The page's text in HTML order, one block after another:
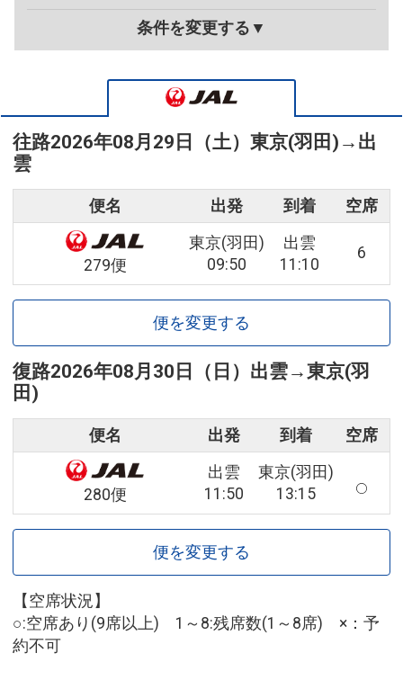
条件を変更する▼
往路2026年08月29日（土） 東京(羽田) → 出
雲
便名 出発 到着 空席
279便
東京(羽田)
09:50
出雲
11:10
6
便を変更する
復路2026年08月30日（日） 出雲→東京(羽
田)
便名 出発 到着 空席
280便
出雲
11:50
東京(羽田)
13:15
便を変更する
【空席状況】
○:空席あり(9席以上) 1～8:残席数(1～8席) ×：予
約不可